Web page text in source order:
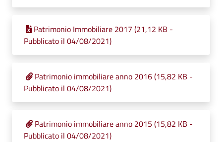
Patrimonio Immobiliare 2017 (21,12 KB -
Pubblicato il 04/08/2021)
Patrimonio immobiliare anno 2016 (15,82 KB -
Pubblicato il 04/08/2021)
Patrimonio immobiliare anno 2015 (15,82 KB -
Pubblicato il 04/08/2021)